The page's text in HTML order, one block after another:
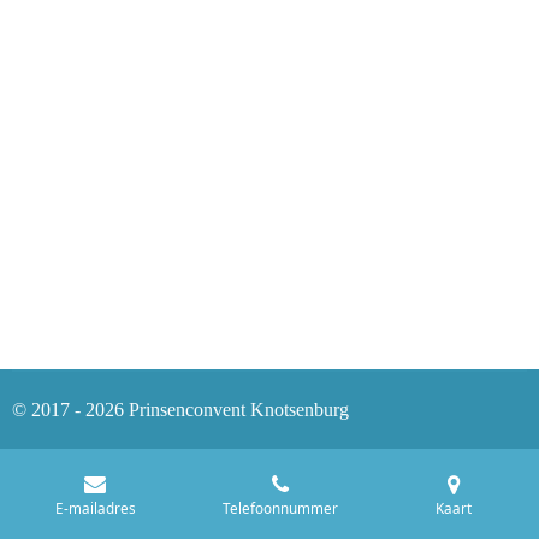
© 2017 - 2026 Prinsenconvent Knotsenburg
E-mailadres Telefoonnummer Kaart